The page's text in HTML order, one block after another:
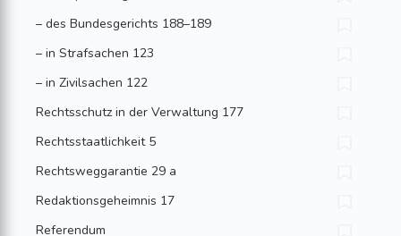
– des Bundesgerichts 188–189
– in Strafsachen 123
– in Zivilsachen 122
Rechtsschutz in der Verwaltung 177
Rechtsstaatlichkeit 5
Rechtsweggarantie 29 a
Redaktionsgeheimnis 17
Referendum